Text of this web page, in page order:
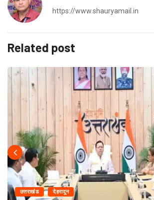
https://www.shauryamail.in
Related post
उत्तराखंड देहरादून